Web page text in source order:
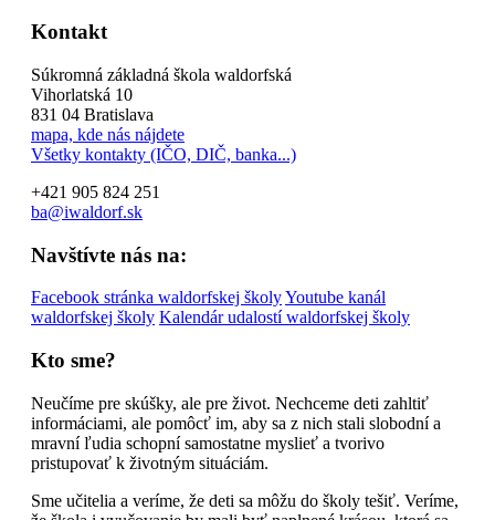
Kontakt
Súkromná základná škola waldorfská
Vihorlatská 10
831 04 Bratislava
mapa, kde nás nájdete
Všetky kontakty (IČO, DIČ, banka...)
+421 905 824 251
ba@iwaldorf.sk
Navštívte nás na:
Facebook stránka waldorfskej školyYoutube kanál
waldorfskej školy Kalendár udalostí waldorfskej školy
Kto sme?
Neučíme pre skúšky, ale pre život. Nechceme deti zahltiť
informáciami, ale pomôcť im, aby sa z nich stali slobodní a
mravní ľudia schopní samostatne myslieť a tvorivo
pristupovať k životným situáciám.
Sme učitelia a veríme, že deti sa môžu do školy tešiť. Veríme,